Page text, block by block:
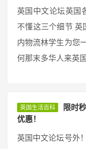
英国中文论坛英国
不懂这三个细节 英
内物流林学生为您
何那末多华人来英
英国生活百科
限时
优惠！
英国中文论坛号外